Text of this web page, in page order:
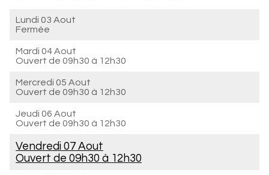
Lundi 03 Aout
Fermée
Mardi 04 Aout
Ouvert de 09h30 à 12h30
Mercredi 05 Aout
Ouvert de 09h30 à 12h30
Jeudi 06 Aout
Ouvert de 09h30 à 12h30
Vendredi 07 Aout
Ouvert de 09h30 à 12h30